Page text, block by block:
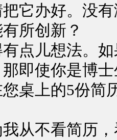
它办好。没
所创新？
儿想法。如
即使你是博
上的5份简
不看简历，